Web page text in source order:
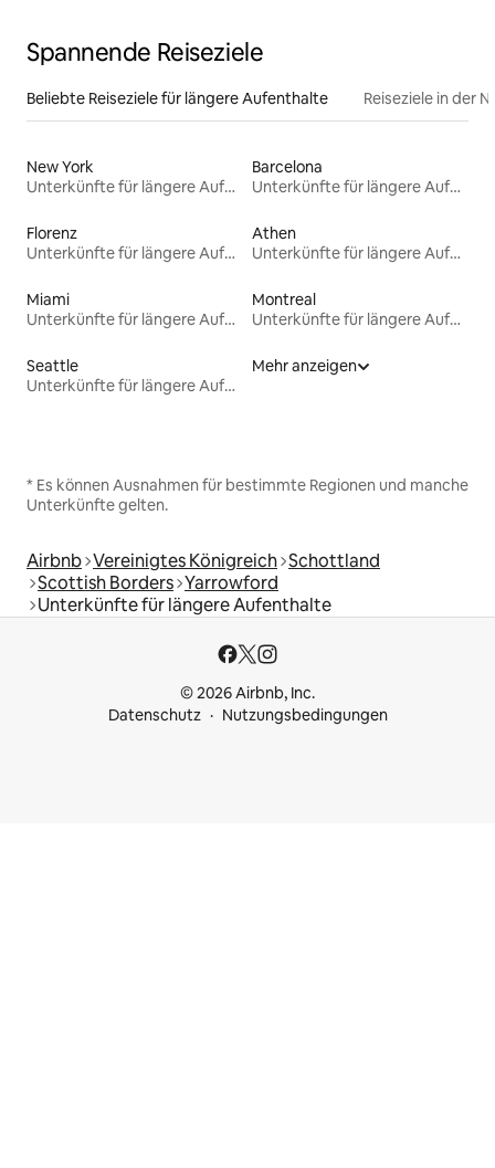
Spannende Reiseziele
Beliebte Reiseziele für längere Aufenthalte Reiseziele in der
New York
Unterkünfte für längere Aufenthalte
Barcelona
Unterkünfte für längere Aufenthalte
Florenz
Unterkünfte für längere Aufenthalte
Athen
Unterkünfte für längere Aufenthalte
Miami
Unterkünfte für längere Aufenthalte
Montreal
Unterkünfte für längere Aufenthalte
Seattle
Unterkünfte für längere Aufenthalte
Mehr anzeigen
* Es können Ausnahmen für bestimmte Regionen und manche
Unterkünfte gelten.
Airbnb Vereinigtes Königreich Schottland
Scottish Borders Yarrowford
Unterkünfte für längere Aufenthalte
© 2026 Airbnb, Inc.
Datenschutz
Nutzungsbedingungen